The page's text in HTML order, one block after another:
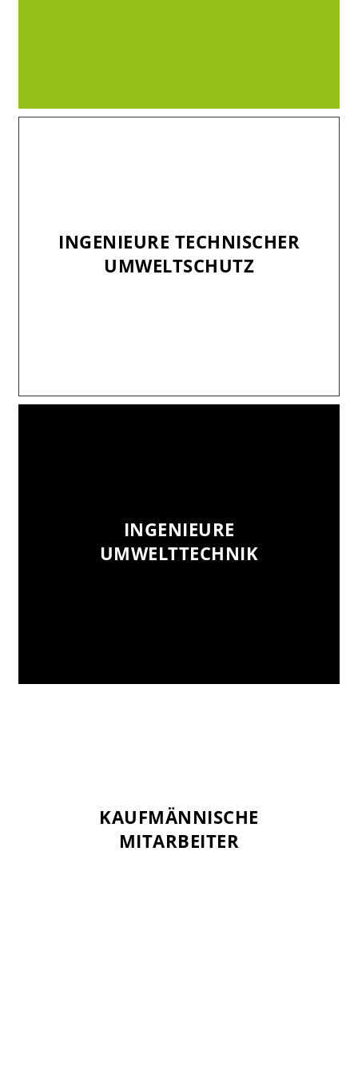
INGENIEURE TECHNISCHER
UMWELTSCHUTZ
INGENIEURE TECHNISCHER
UMWELTSCHUTZ
INGENIEURE
UMWELTTECHNIK
INGENIEURE
UMWELTTECHNIK
KAUFMÄNNISCHE
MITARBEITER
KAUFMÄNNISCHE
MITARBEITER